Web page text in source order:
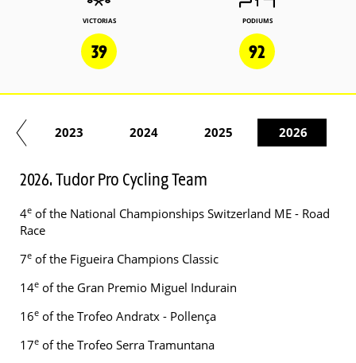
VICTORIAS
39
PODIUMS
92
2023 2024 2025 2026
2026. Tudor Pro Cycling Team
4e of the National Championships Switzerland ME - Road
Race
7e of the Figueira Champions Classic
14e of the Gran Premio Miguel Indurain
16e of the Trofeo Andratx - Pollença
17e of the Trofeo Serra Tramuntana